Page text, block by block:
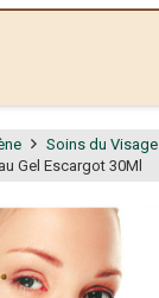
Soins du Visage
Gel Escargot 30Ml